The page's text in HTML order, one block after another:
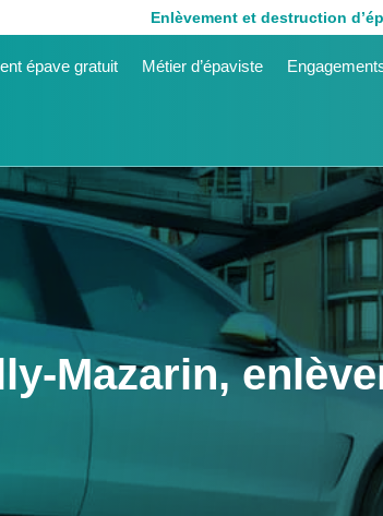
Enlèvement et destruction
épave gratuit Métier d’épaviste
Mazarin,